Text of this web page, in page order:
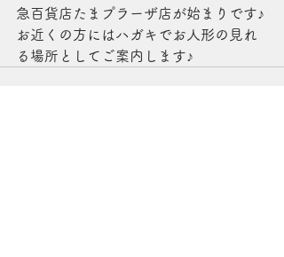
急百貨店たまプラーザ店が始まりです♪
お近くの方にはハガキでお人形の見れ
る場所としてご案内します♪